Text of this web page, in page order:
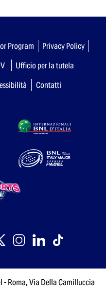
Program
Privacy Policy
Ufficio per la tutela
Contatti
- Roma, Via Della Camilluccia